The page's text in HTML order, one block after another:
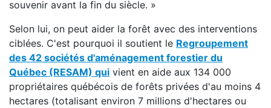
souvenir avant la fin du siècle. »
Selon lui, on peut aider la forêt avec des interventions
ciblées. C'est pourquoi il soutient le Regroupement
des 42 sociétés d'aménagement forestier du
Québec (RESAM) qui vient en aide aux 134 000
propriétaires québécois de forêts privées d'au moins 4
hectares (totalisant environ 7 millions d'hectares ou